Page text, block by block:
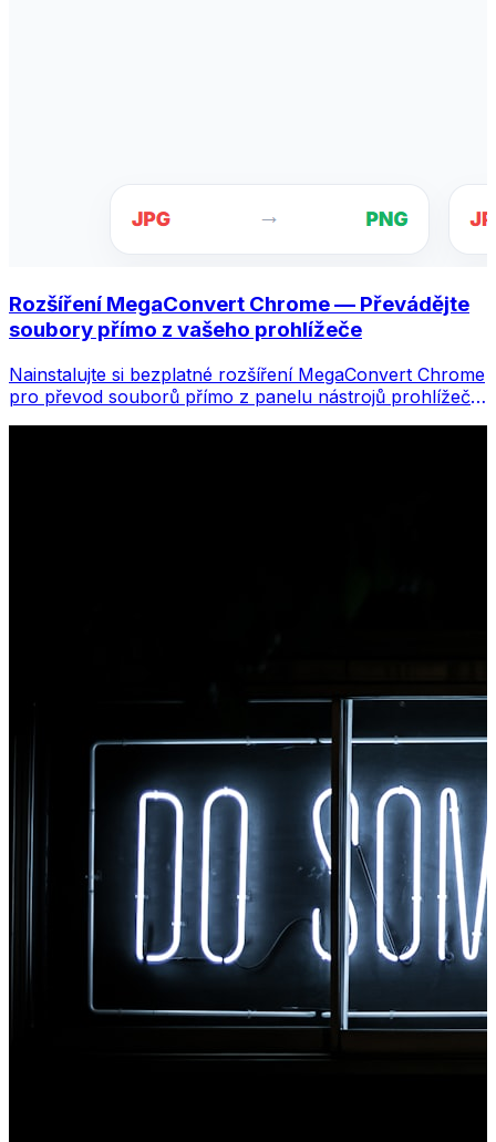
Rozšíření MegaConvert Chrome — Převádějte
soubory přímo z vašeho prohlížeče
Nainstalujte si bezplatné rozšíření MegaConvert Chrome
pro převod souborů přímo z panelu nástrojů prohlížeče.